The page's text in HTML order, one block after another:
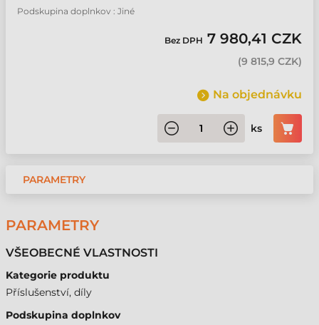
Podskupina doplnkov : Jiné
Bez DPH 7 980,41 CZK
(9 815,9 CZK)
Na objednávku
ks
PARAMETRY
PARAMETRY
VŠEOBECNÉ VLASTNOSTI
Kategorie produktu
Příslušenství, díly
Podskupina doplnkov